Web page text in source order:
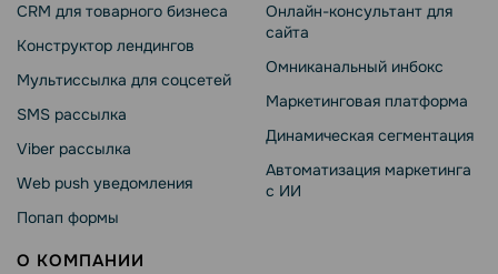
CRM для товарного бизнеса
Конструктор лендингов
Мультиссылка для соцсетей
SMS рассылка
Viber рассылка
Web push уведомления
Попап формы
Онлайн-консультант для
сайта
Омниканальный инбокс
Маркетинговая платформа
Динамическая сегментация
Автоматизация маркетинга
с ИИ
О КОМПАНИИ